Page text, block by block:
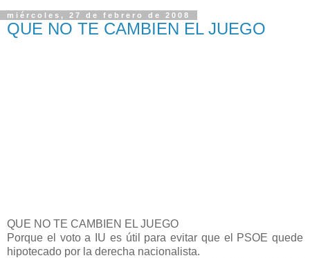
miércoles, 27 de febrero de 2008
QUE NO TE CAMBIEN EL JUEGO
QUE NO TE CAMBIEN EL JUEGO
Porque el voto a IU es útil para evitar que el PSOE quede
hipotecado por la derecha nacionalista.